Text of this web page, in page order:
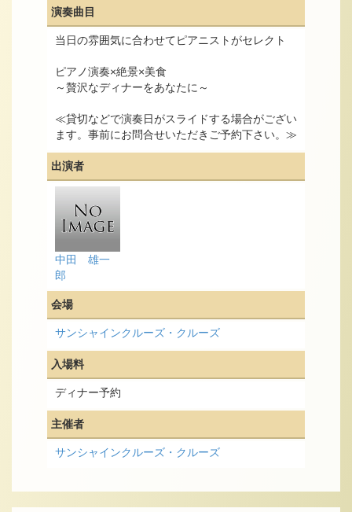
演奏曲目
当日の雰囲気に合わせてピアニストがセレクト
ピアノ演奏×絶景×美食
～贅沢なディナーをあなたに～
≪貸切などで演奏日がスライドする場合がござい
ます。事前にお問合せいただきご予約下さい。≫
出演者
中田 雄一
郎
会場
サンシャインクルーズ・クルーズ
入場料
ディナー予約
主催者
サンシャインクルーズ・クルーズ